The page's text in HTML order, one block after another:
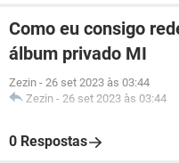
Como eu consigo
álbum privado MI
Zezin - 26 set 2023 às 03:44
Zezin - 26 set 2023 às 03:44
0 Respostas